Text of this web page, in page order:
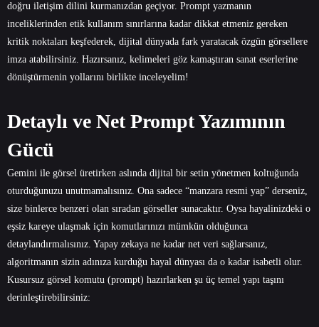
doğru iletişim dilini kurmanızdan geçiyor. Prompt yazmanın
inceliklerinden etik kullanım sınırlarına kadar dikkat etmeniz gereken
kritik noktaları keşfederek, dijital dünyada fark yaratacak özgün görsellere
imza atabilirsiniz. Hazırsanız, kelimeleri göz kamaştıran sanat eserlerine
dönüştürmenin yollarını birlikte inceleyelim!
Detaylı ve Net Prompt Yazımının
Gücü
Gemini ile görsel üretirken aslında dijital bir setin yönetmen koltuğunda
oturduğunuzu unutmamalısınız. Ona sadece “manzara resmi yap” derseniz,
size binlerce benzeri olan sıradan görseller sunacaktır. Oysa hayalinizdeki o
eşsiz kareye ulaşmak için komutlarınızı mümkün olduğunca
detaylandırmalısınız. Yapay zekaya ne kadar net veri sağlarsanız,
algoritmanın sizin adınıza kurduğu hayal dünyası da o kadar isabetli olur.
Kusursuz görsel komutu (prompt) hazırlarken şu üç temel yapı taşını
derinleştirebilirsiniz: